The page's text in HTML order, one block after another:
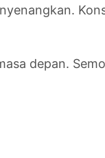
depan.